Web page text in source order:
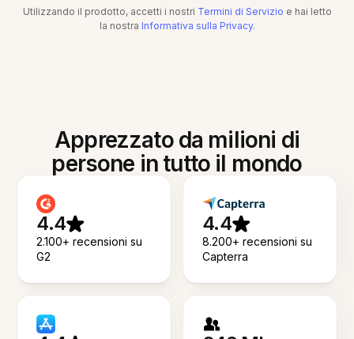
Utilizzando il prodotto, accetti i nostri Termini di Servizio e hai letto
la nostra Informativa sulla Privacy.
Apprezzato da milioni di
persone in tutto il mondo
4.4
2.100+ recensioni su
G2
4.4
8.200+ recensioni su
Capterra